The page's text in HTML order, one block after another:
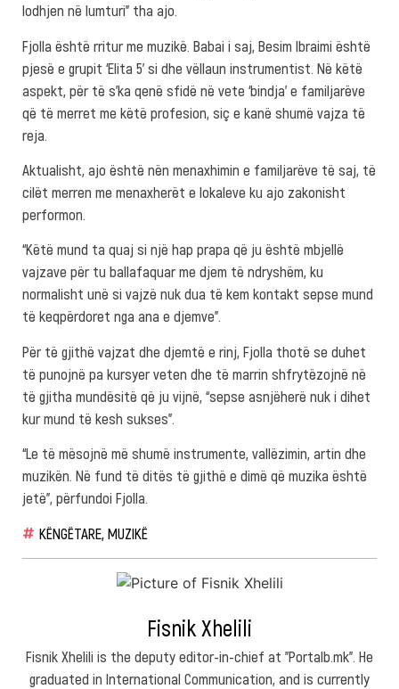
lodhjen në lumturi” tha ajo.
Fjolla është rritur me muzikë. Babai i saj, Besim Ibraimi është
pjesë e grupit ‘Elita 5’ si dhe vëllaun instrumentist. Në këtë
aspekt, për të s’ka qenë sfidë në vete ‘bindja’ e familjarëve
që të merret me këtë profesion, siç e kanë shumë vajza të
reja.
Aktualisht, ajo është nën menaxhimin e familjarëve të saj, të
cilët merren me menaxherët e lokaleve ku ajo zakonisht
performon.
“Këtë mund ta quaj si një hap prapa që ju është mbjellë
vajzave për tu ballafaquar me djem të ndryshëm, ku
normalisht unë si vajzë nuk dua të kem kontakt sepse mund
të keqpërdoret nga ana e djemve”.
Për të gjithë vajzat dhe djemtë e rinj, Fjolla thotë se duhet
të punojnë pa kursyer veten dhe të marrin shfrytëzojnë në
të gjitha mundësitë që ju vijnë, “sepse asnjëherë nuk i dihet
kur mund të kesh sukses”.
“Le të mësojnë më shumë instrumente, vallëzimin, artin dhe
muzikën. Në fund të ditës të gjithë e dimë që muzika është
jetë”, përfundoi Fjolla.
KËNGËTARE MUZIKË
Fisnik Xhelili
Fisnik Xhelili is the deputy editor-in-chief at "Portalb.mk". He
graduated in International Communication, and is currently